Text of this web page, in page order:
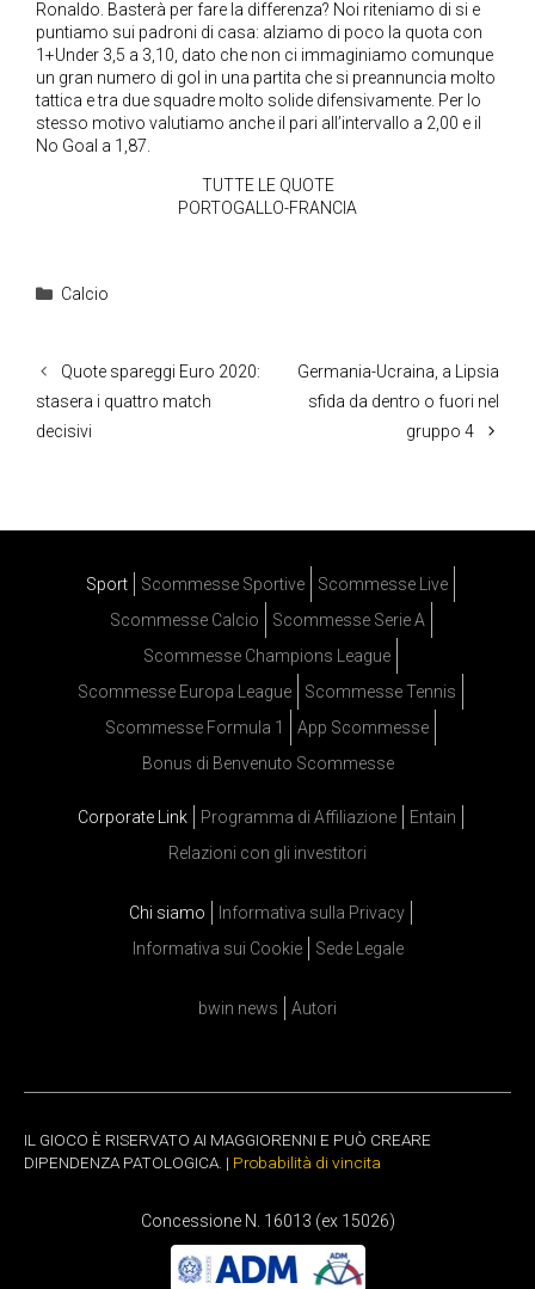
Ronaldo. Basterà per fare la differenza? Noi riteniamo di si e
puntiamo sui padroni di casa: alziamo di poco la quota con
1+Under 3,5 a 3,10, dato che non ci immaginiamo comunque
un gran numero di gol in una partita che si preannuncia molto
tattica e tra due squadre molto solide difensivamente. Per lo
stesso motivo valutiamo anche il pari all’intervallo a 2,00 e il
No Goal a 1,87.
TUTTE LE QUOTE
PORTOGALLO-FRANCIA
Categorie
Calcio
Quote spareggi Euro 2020:
stasera i quattro match
decisivi
Germania-Ucraina, a Lipsia
sfida da dentro o fuori nel
gruppo 4
Sport Scommesse Sportive
Scommesse Live
Scommesse Calcio
Scommesse Serie A
Scommesse Champions League
Scommesse Europa League
Scommesse Tennis
Scommesse Formula 1
App Scommesse
Bonus di Benvenuto Scommesse
Corporate Link Programma di Affiliazione
Entain
Relazioni con gli investitori
Chi siamo
Informativa sulla Privacy
Informativa sui Cookie
Sede Legale
bwin news Autori
IL GIOCO È RISERVATO AI MAGGIORENNI E PUÒ CREARE
DIPENDENZA PATOLOGICA. | Probabilità di vincita
Concessione N. 16013 (ex 15026)